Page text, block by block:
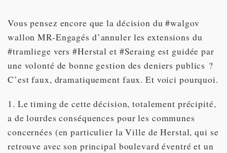
Vous pensez encore que la décision du #walgov
wallon MR-Engagés d’annuler les extensions du
#tramliege vers #Herstal et #Seraing est guidée par
une volonté de bonne gestion des deniers publics ?
C’est faux, dramatiquement faux. Et voici pourquoi.
1. Le timing de cette décision, totalement précipité,
a de lourdes conséquences pour les communes
concernées (en particulier la Ville de Herstal, qui se
retrouve avec son principal boulevard éventré et un